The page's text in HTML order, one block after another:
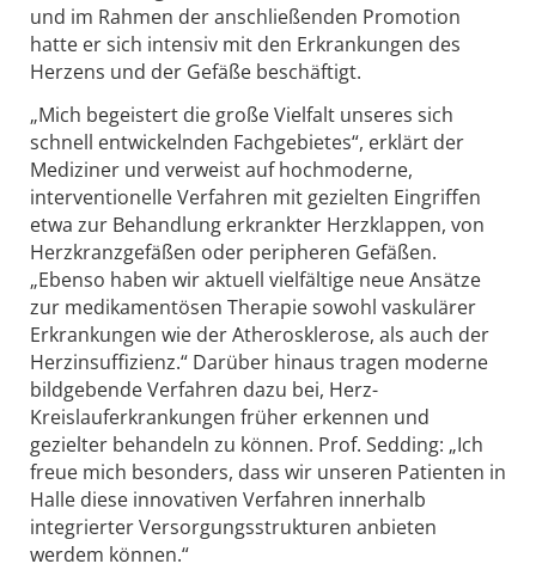
und im Rahmen der anschließenden Promotion
hatte er sich intensiv mit den Erkrankungen des
Herzens und der Gefäße beschäftigt.
„Mich begeistert die große Vielfalt unseres sich
schnell entwickelnden Fachgebietes“, erklärt der
Mediziner und verweist auf hochmoderne,
interventionelle Verfahren mit gezielten Eingriffen
etwa zur Behandlung erkrankter Herzklappen, von
Herzkranzgefäßen oder peripheren Gefäßen.
„Ebenso haben wir aktuell vielfältige neue Ansätze
zur medikamentösen Therapie sowohl vaskulärer
Erkrankungen wie der Atherosklerose, als auch der
Herzinsuffizienz.“ Darüber hinaus tragen moderne
bildgebende Verfahren dazu bei, Herz-
Kreislauferkrankungen früher erkennen und
gezielter behandeln zu können. Prof. Sedding: „Ich
freue mich besonders, dass wir unseren Patienten in
Halle diese innovativen Verfahren innerhalb
integrierter Versorgungsstrukturen anbieten
werdem können.“